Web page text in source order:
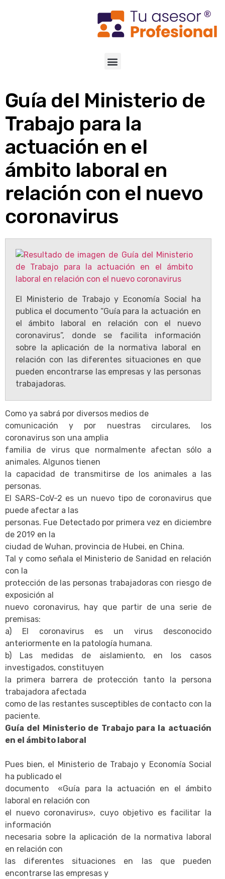
Guía del Ministerio de
Trabajo para la
actuación en el
ámbito laboral en
relación con el nuevo
coronavirus
El Ministerio de Trabajo y Economía Social ha
publica el documento “Guía para la actuación en
el ámbito laboral en relación con el nuevo
coronavirus”, donde se facilita información
sobre la aplicación de la normativa laboral en
relación con las diferentes situaciones en que
pueden encontrarse las empresas y las personas
trabajadoras.
Como ya sabrá por diversos medios de
comunicación y por nuestras circulares, los
coronavirus son una amplia
familia de virus que normalmente afectan sólo a
animales. Algunos tienen
la capacidad de transmitirse de los animales a las
personas.
El SARS-CoV-2 es un nuevo tipo de coronavirus que
puede afectar a las
personas. Fue Detectado por primera vez en diciembre
de 2019 en la
ciudad de Wuhan, provincia de Hubei, en China.
Tal y como señala el Ministerio de Sanidad en relación
con la
protección de las personas trabajadoras con riesgo de
exposición al
nuevo coronavirus, hay que partir de una serie de
premisas:
a) El coronavirus es un virus desconocido
anteriormente en la patología humana.
b) Las medidas de aislamiento, en los casos
investigados, constituyen
la primera barrera de protección tanto la persona
trabajadora afectada
como de las restantes susceptibles de contacto con la
paciente.
Guía del Ministerio de Trabajo para la actuación
en el ámbito laboral
Pues bien, el Ministerio de Trabajo y Economía Social
ha publicado el
documento «Guía para la actuación en el ámbito
laboral en relación con
el nuevo coronavirus», cuyo objetivo es facilitar la
información
necesaria sobre la aplicación de la normativa laboral
en relación con
las diferentes situaciones en las que pueden
encontrarse las empresas y